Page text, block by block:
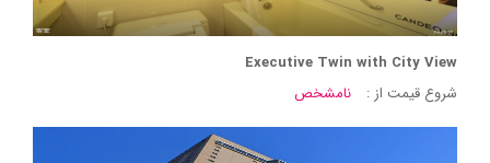
Executive Twin with City View
شروع قیمت از :
نامشخص